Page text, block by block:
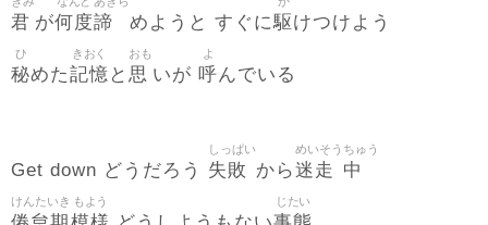
君 が何度諦 めようと すぐに駆けつけよう
秘
ひ
めた記憶
きおく
と 思
おも
いが 呼
よ
んでいる
Get down どうだろう 失敗
しっぱい
から迷走
めいそう
中
ちゅう
けんたいき もよう じたい